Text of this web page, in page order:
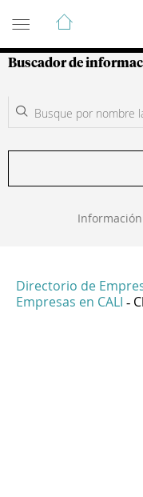
Guía de
Buscador de
Directorio de
Empresas en CALI -